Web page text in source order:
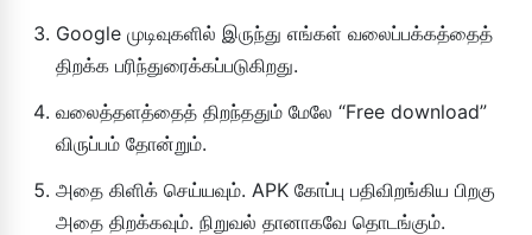
Google முடிவுகளில் இருந்து எங்கள் வலைப்பக்கத்தைத்
திறக்க பரிந்துரைக்கப்படுகிறது.
வலைத்தளத்தைத் திறந்ததும் மேலே “Free download”
விருப்பம் தோன்றும்.
அதை கிளிக் செய்யவும். APK கோப்பு பதிவிறங்கிய பிறகு
அதை திறக்கவும். நிறுவல் தானாகவே தொடங்கும்.